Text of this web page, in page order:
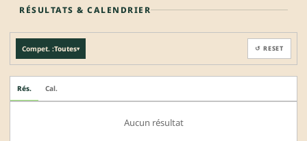
RÉSULTATS & CALENDRIER
Compet. :Toutes▾ ↺ RESET
Rés. Cal.
Aucun résultat